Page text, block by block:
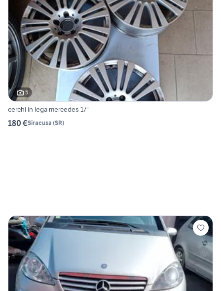
5
cerchi in lega mercedes 17"
180 €Siracusa (SR)